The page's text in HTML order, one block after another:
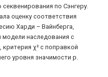
по Сэнгеру.
оценку соответствия
Харди – Вайнберга,
модели наследования с
χ² с поправкой
уровня значимости p.